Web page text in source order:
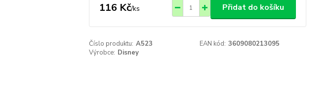
116 Kč/ks Přidat do košíku
Číslo produktu: A523 EAN kód: 3609080213095
Výrobce: Disney